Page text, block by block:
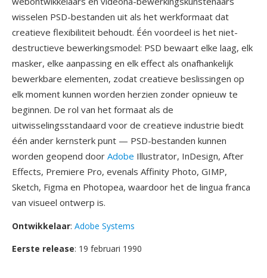
wisselen PSD-bestanden uit als het werkformaat dat
creatieve flexibiliteit behoudt. Één voordeel is het niet-
destructieve bewerkingsmodel: PSD bewaart elke laag, elk
masker, elke aanpassing en elk effect als onafhankelijk
bewerkbare elementen, zodat creatieve beslissingen op
elk moment kunnen worden herzien zonder opnieuw te
beginnen. De rol van het formaat als de
uitwisselingsstandaard voor de creatieve industrie biedt
één ander kernsterk punt — PSD-bestanden kunnen
worden geopend door Adobe Illustrator, InDesign, After
Effects, Premiere Pro, evenals Affinity Photo, GIMP,
Sketch, Figma en Photopea, waardoor het de lingua franca
van visueel ontwerp is.
Ontwikkelaar: Adobe Systems
Eerste release: 19 februari 1990